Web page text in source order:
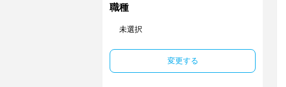
職種
未選択
変更する